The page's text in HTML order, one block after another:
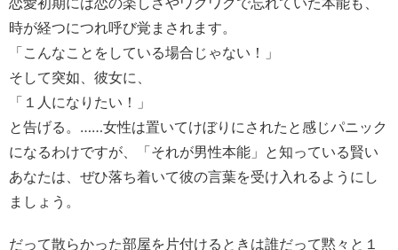
時が経つにつれ呼び覚まされます。
「こんなことをしている場合じゃない！」
そして突如、彼女に、
「１人になりたい！」
と告げる。……女性は置いてけぼりにされたと感じパニック
になるわけですが、「それが男性本能」と知っている賢い
あなたは、ぜひ落ち着いて彼の言葉を受け入れるようにし
ましょう。
だって散らかった部屋を片付けるときは誰だって黙々と１